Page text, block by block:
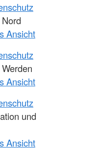
Ansicht
Ansicht
und
Ansicht